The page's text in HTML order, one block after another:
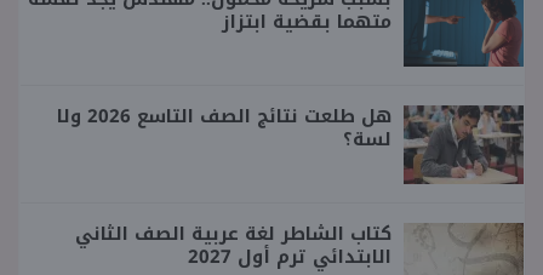
متهما بقضية ابتزاز
هل طلعت نتائج الصف التاسع 2026 ولا
لسة؟
كتاب الشاطر لغة عربية الصف الثاني
الابتدائي ترم أول 2027